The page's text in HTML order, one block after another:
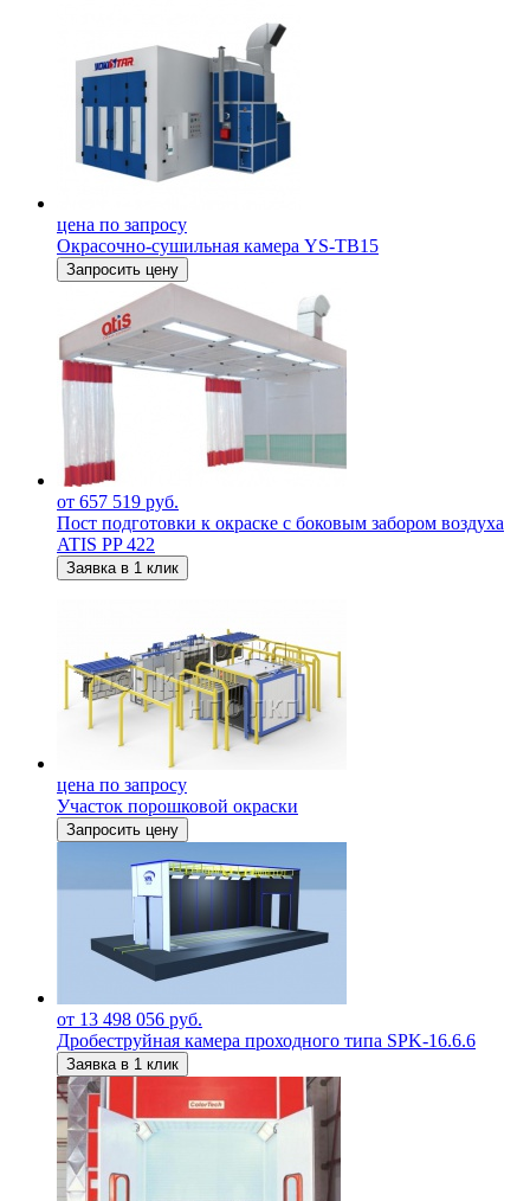
цена по запросу
Окрасочно-сушильная камера YS-TB15
Запросить цену
от 657 519 руб.
Пост подготовки к окраске с боковым забором воздуха
ATIS PP 422
Заявка в 1 клик
цена по запросу
Участок порошковой окраски
Запросить цену
от 13 498 056 руб.
Дробеструйная камера проходного типа SPK-16.6.6
Заявка в 1 клик